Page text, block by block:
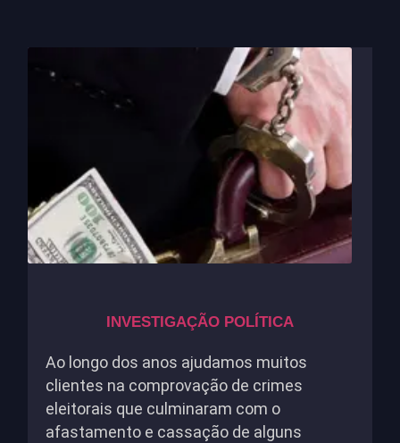
INVESTIGAÇÃO POLÍTICA
Ao longo dos anos ajudamos muitos
clientes na comprovação de crimes
eleitorais que culminaram com o
afastamento e cassação de alguns